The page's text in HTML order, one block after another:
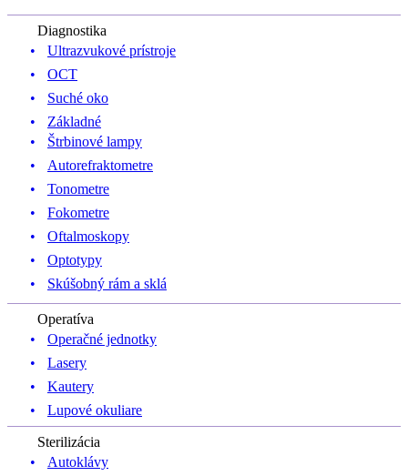
Diagnostika
Ultrazvukové prístroje
OCT
Suché oko
Základné
Štrbinové lampy
Autorefraktometre
Tonometre
Fokometre
Oftalmoskopy
Optotypy
Skúšobný rám a sklá
Operatíva
Operačné jednotky
Lasery
Kautery
Lupové okuliare
Sterilizácia
Autoklávy